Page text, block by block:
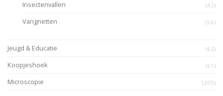
Insectenvallen (42)
Vangnetten (56)
Jeugd & Educatie (62)
Koopjeshoek (61)
Microscopie (205)